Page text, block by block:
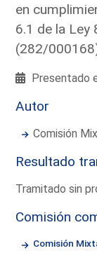
en
6.1 de la Ley
(282/
Presentado
Autor
Comisión
Resultado
Tramitado sin
Comisión
Comisión